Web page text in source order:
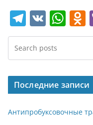
T
el
e
gr
a
m
V
K
W
h
s
A
p
p
Последние записи
Антипробуксовочные